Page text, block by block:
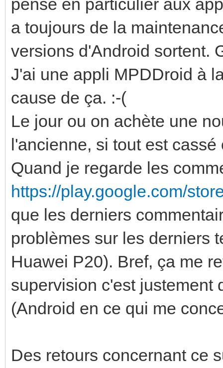
pense en particulier aux
a toujours de la
versions d'Android sortent.
J'ai une appli MPDDroid à
cause de ça. :-(
Le jour ou on achète une
l'ancienne, si tout est
Quand je regarde les
https://play.google.com/
que les derniers
problèmes sur les derniers
Huawei P20). Bref, ça me
supervision c'est justement
(Android en ce qui me
Des retours concernant ce